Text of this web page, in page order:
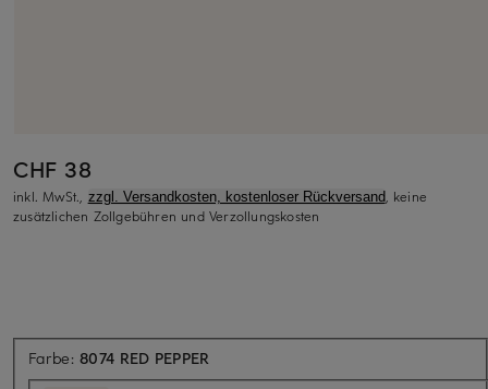
CHF 38
inkl. MwSt., zzgl. Versandkosten, kostenloser Rückversand, keine
zusätzlichen Zollgebühren und Verzollungskosten
Farbe:8074 RED PEPPER